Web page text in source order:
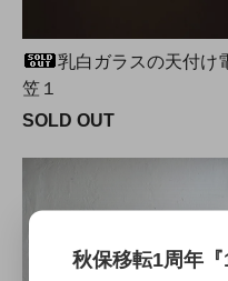
乳白ガラスの天付け
笠１
SOLD OUT
秋保移転1周年